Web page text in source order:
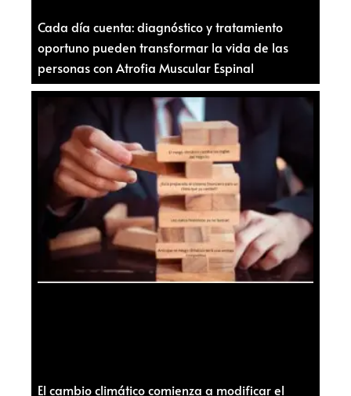
Cada día cuenta: diagnóstico y tratamiento
oportuno pueden transformar la vida de las
personas con Atrofia Muscular Espinal
El cambio climático comienza a modificar el